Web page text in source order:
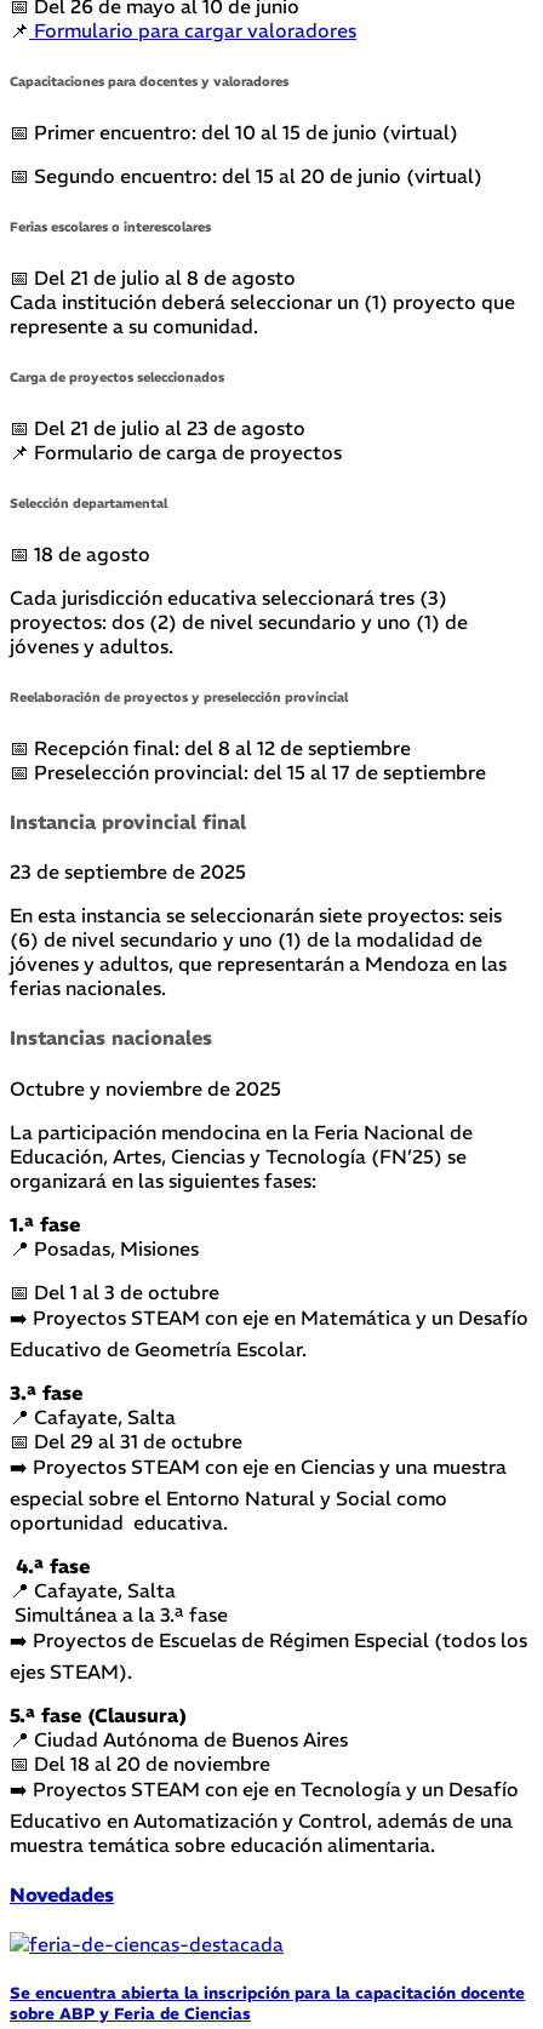
📅 Del 26 de mayo al 10 de junio
📌 Formulario para cargar valoradores
Capacitaciones para docentes y valoradores
📅 Primer encuentro: del 10 al 15 de junio (virtual)
📅 Segundo encuentro: del 15 al 20 de junio (virtual)
Ferias escolares o interescolares
📅 Del 21 de julio al 8 de agosto
Cada institución deberá seleccionar un (1) proyecto que
represente a su comunidad.
Carga de proyectos seleccionados
📅 Del 21 de julio al 23 de agosto
📌 Formulario de carga de proyectos
Selección departamental
📅 18 de agosto
Cada jurisdicción educativa seleccionará tres (3)
proyectos: dos (2) de nivel secundario y uno (1) de
jóvenes y adultos.
Reelaboración de proyectos y preselección provincial
📅 Recepción final: del 8 al 12 de septiembre
📅 Preselección provincial: del 15 al 17 de septiembre
Instancia provincial final
23 de septiembre de 2025
En esta instancia se seleccionarán siete proyectos: seis
(6) de nivel secundario y uno (1) de la modalidad de
jóvenes y adultos, que representarán a Mendoza en las
ferias nacionales.
Instancias nacionales
Octubre y noviembre de 2025
La participación mendocina en la Feria Nacional de
Educación, Artes, Ciencias y Tecnología (FN’25) se
organizará en las siguientes fases:
1.ª fase
📍 Posadas, Misiones
📅 Del 1 al 3 de octubre
➡️ Proyectos STEAM con eje en Matemática y un Desafío
Educativo de Geometría Escolar.
3.ª fase
📍 Cafayate, Salta
📅 Del 29 al 31 de octubre
➡️ Proyectos STEAM con eje en Ciencias y una muestra
especial sobre el Entorno Natural y Social como
oportunidad educativa.
4.ª fase
📍 Cafayate, Salta
Simultánea a la 3.ª fase
➡️ Proyectos de Escuelas de Régimen Especial (todos los
ejes STEAM).
5.ª fase (Clausura)
📍 Ciudad Autónoma de Buenos Aires
📅 Del 18 al 20 de noviembre
➡️ Proyectos STEAM con eje en Tecnología y un Desafío
Educativo en Automatización y Control, además de una
muestra temática sobre educación alimentaria.
Novedades
Se encuentra abierta la inscripción para la capacitación docente
sobre ABP y Feria de Ciencias